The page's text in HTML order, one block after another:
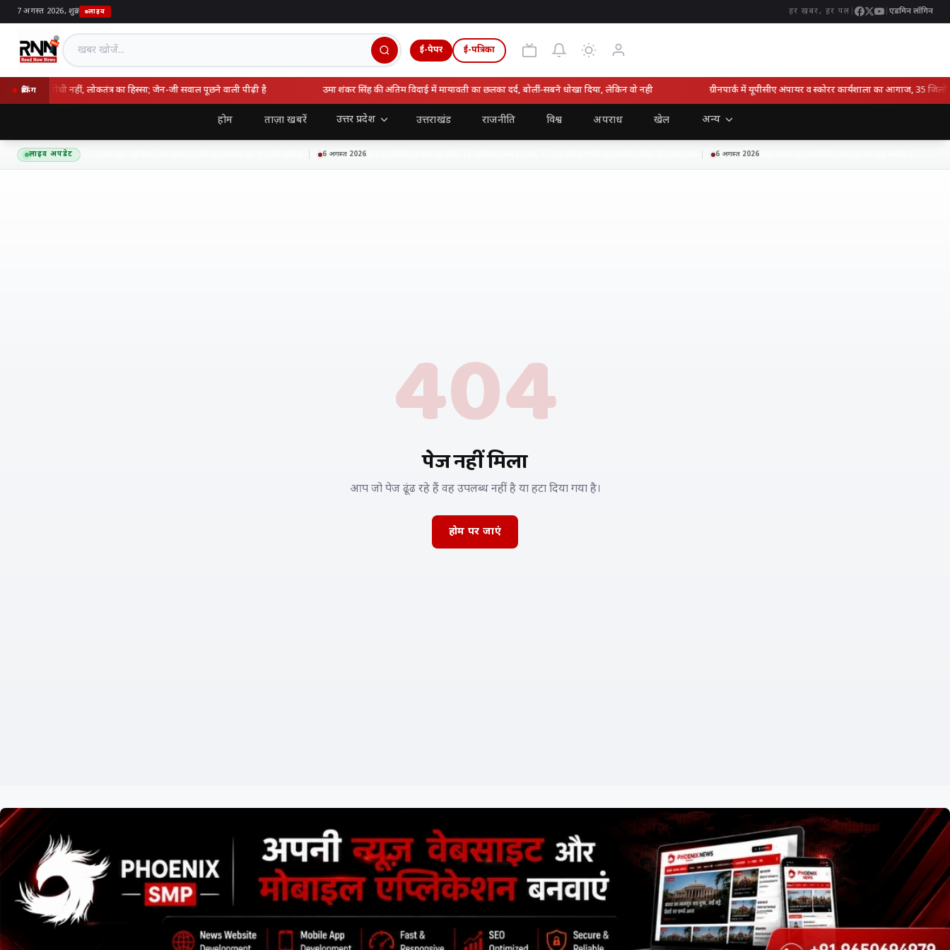
7 अगस्त 2026, शुक्र| लाइव हर खबर, हर पल एडमिन लॉगिन
ई-पेपर ई-पत्रिका
ब्रेकिंग
राष्ट्रविरोधी नहीं, लोकतंत्र का हिस्सा; जेन-जी सवाल पूछने वाली पीढ़ी है उमा शंकर सिंह की अंतिम विदाई में मायावती का छलका दर्द, बोलीं-सबने धोखा दिया, लेकिन वो नही ग्रीनपार्क में यूपीसीए अंपायर व स्कोरर कार्यशाला का आगाज, 35 जिलों के
होम ताज़ा खबरें उत्तर प्रदेश उत्तराखंड राजनीति विश्व अपराध खेल अन्य
लाइव अपडेट
बोले- आंदोलन राष्ट्रविरोधी नहीं, लोकतंत्र का हिस्सा; जेन-जी सवाल पूछने वाली पीढ़ी है 6 अगस्त 2026यूपी में पीपीपी मॉडल पर बनेंगे 18 प्रीमियम बस स्टेशन, 1,100 करोड़ रुपये से अधिक निवेश की संभावना 6 अगस्त 2026उत्तर प्रदेश को तकनीकी नवाचार का हब बनाने की दिशा में
404
पेज नहीं मिला
आप जो पेज ढूंढ रहे हैं वह उपलब्ध नहीं है या हटा दिया गया है।
होम पर जाएं